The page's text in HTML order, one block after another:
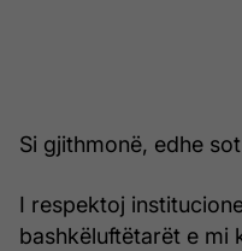
Si gjithmonë, edhe
I respektoj
bashkëluftëtarët e mi